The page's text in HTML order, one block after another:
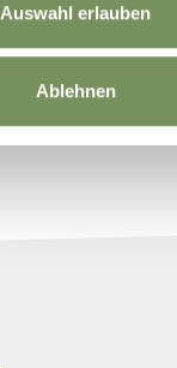
Auswahl erlauben
Ablehnen